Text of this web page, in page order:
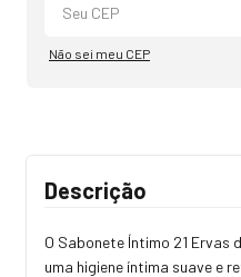
Não sei meu CEP
Descrição
O Sabonete Íntimo 21 Ervas
uma higiene íntima suave e